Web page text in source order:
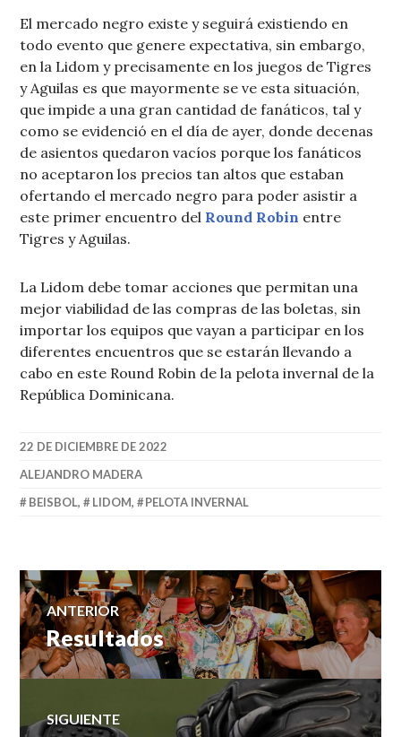
El mercado negro existe y seguirá existiendo en
todo evento que genere expectativa, sin embargo,
en la Lidom y precisamente en los juegos de Tigres
y Aguilas es que mayormente se ve esta situación,
que impide a una gran cantidad de fanáticos, tal y
como se evidenció en el día de ayer, donde decenas
de asientos quedaron vacíos porque los fanáticos
no aceptaron los precios tan altos que estaban
ofertando el mercado negro para poder asistir a
este primer encuentro del Round Robin entre
Tigres y Aguilas.
La Lidom debe tomar acciones que permitan una
mejor viabilidad de las compras de las boletas, sin
importar los equipos que vayan a participar en los
diferentes encuentros que se estarán llevando a
cabo en este Round Robin de la pelota invernal de la
República Dominicana.
22 DE DICIEMBRE DE 2022
ALEJANDRO MADERA
BEISBOL, LIDOM, PELOTA INVERNAL
Navegación
de
entradas
ANTERIOR
Entrada
anterior:
Resultados
SIGUIENTE